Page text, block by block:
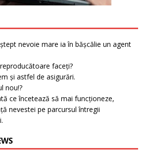
nevoie mare ia în bășcălie un agent
faceți?
și astfel de asigurări.
nou!?
ce încetează să mai funcționeze,
nevestei pe parcursul întregii